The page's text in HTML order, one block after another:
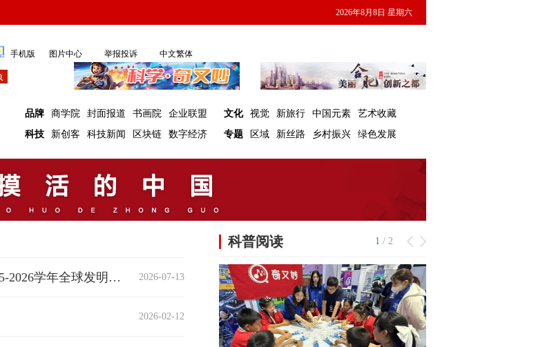
2026年8月8日 星期六
手机版 图片中心 举报投诉 中文繁体
品牌 商学院 封面报道 书画院
企业联盟
科技
新创客 科技新闻 区块链 数字经济
文化 视觉 新旅行 中国元素
艺术收藏
专题
区域 新丝路 乡村振兴 绿色发展
汇聚全国青少年创新力量，共筑科技强国梦--2025-2026学年全球发明大会（中国）竞赛活动"未来智造家"主题赛在河北拉开帷幕 2026-07-13
2026-02-12
科普阅读 1 / 2